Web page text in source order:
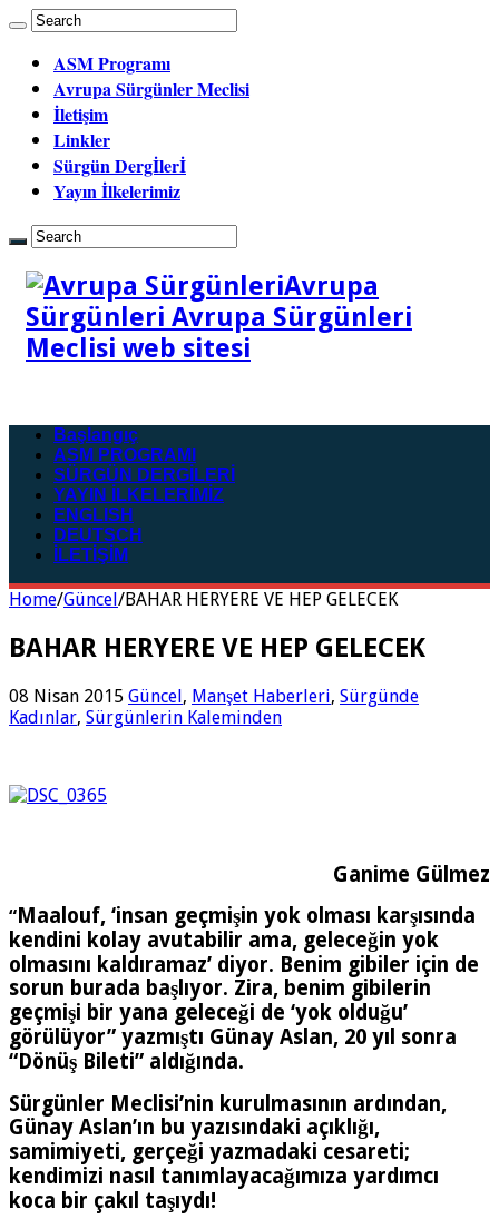
ASM Programı
Avrupa Sürgünler Meclisi
İletişim
Linkler
Sürgün Dergİlerİ
Yayın İlkelerimiz
Avrupa
Sürgünleri Avrupa Sürgünleri
Meclisi web sitesi
Başlangıç
ASM PROGRAMI
SÜRGÜN DERGİLERİ
YAYIN İLKELERİMİZ
ENGLISH
DEUTSCH
İLETİŞİM
Home/Güncel/BAHAR HERYERE VE HEP GELECEK
BAHAR HERYERE VE HEP GELECEK
08 Nisan 2015 Güncel, Manşet Haberleri, Sürgünde
Kadınlar, Sürgünlerin Kaleminden
Ganime Gülmez
“Maalouf, ‘insan geçmişin yok olması karşısında
kendini kolay avutabilir ama, geleceğin yok
olmasını kaldıramaz’ diyor. Benim gibiler için de
sorun burada başlıyor. Zira, benim gibilerin
geçmişi bir yana geleceği de ‘yok olduğu’
görülüyor” yazmıştı Günay Aslan, 20 yıl sonra
“Dönüş Bileti” aldığında.
Sürgünler Meclisi’nin kurulmasının ardından,
Günay Aslan’ın bu yazısındaki açıklığı,
samimiyeti, gerçeği yazmadaki cesareti;
kendimizi nasıl tanımlayacağımıza yardımcı
koca bir çakıl taşıydı!